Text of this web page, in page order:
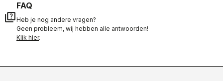
quiz
FAQ
Heb je nog andere vragen?
Geen probleem, wij hebben alle antwoorden!
Klik hier.